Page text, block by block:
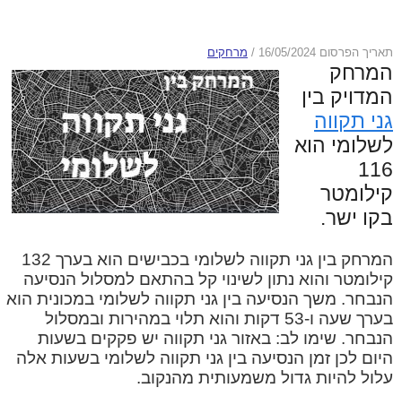
תאריך הפרסום 16/05/2024 / מרחקים
המרחק
המדויק בין
גני תקווה
לשלומי הוא
116
קילומטר
בקו ישר.
המרחק בין גני תקווה לשלומי בכבישים הוא בערך 132
קילומטר והוא נתון לשינוי קל בהתאם למסלול הנסיעה
הנבחר. משך הנסיעה בין גני תקווה לשלומי במכונית הוא
בערך שעה ו-53 דקות והוא תלוי במהירות ובמסלול
הנבחר. שימו לב: באזור גני תקווה יש פקקים בשעות
היום לכן זמן הנסיעה בין גני תקווה לשלומי בשעות אלה
עלול להיות גדול משמעותית מהנקוב.